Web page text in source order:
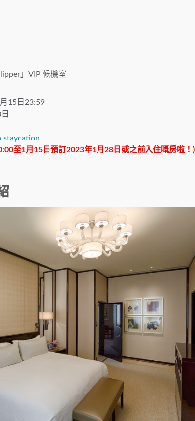
」VIP 候機室
15日23:59
至1月15日預訂2023年1月28日或之前入住嘅房啦！)